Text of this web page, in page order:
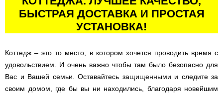
БЫСТРАЯ ДОСТАВКА И ПРОСТАЯ
УСТАНОВКА!
Коттедж – это то место, в котором хочется проводить время с
удовольствием. И очень важно чтобы там было безопасно для
Вас и Вашей семьи. Оставайтесь защищенными и следите за
своим домом, где бы вы ни находились, благодаря новейшим